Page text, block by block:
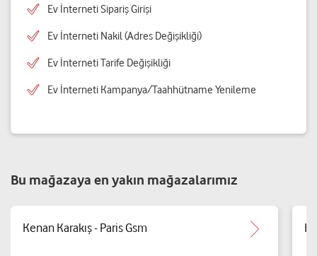
Ev İnterneti Sipariş Girişi
Ev İnterneti Nakil (Adres Değişikliği)
Ev İnterneti Tarife Değişikliği
Ev İnterneti Kampanya/Taahhütname Yenileme
Bu mağazaya en yakın mağazalarımız
Kenan Karakış - Paris Gsm